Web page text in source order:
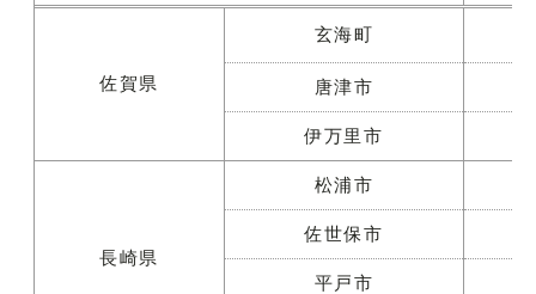
佐賀県
玄海町
唐津市
伊万里市
長崎県
松浦市
佐世保市
平戸市